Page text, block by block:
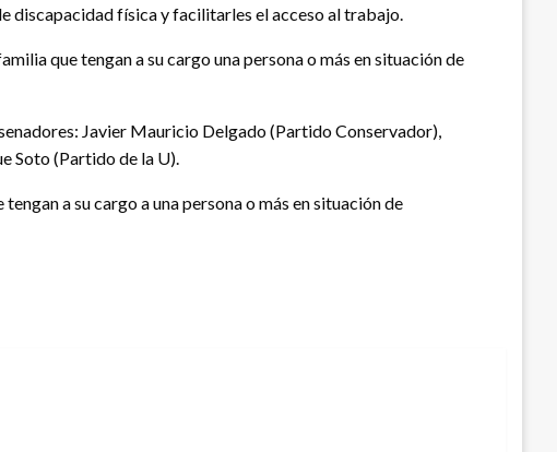
discapacidad física y facilitarles el acceso al trabajo.
que tengan a su cargo una persona o más en situación de
Javier Mauricio Delgado (Partido Conservador),
Soto (Partido de la U).
a su cargo a una persona o más en situación de